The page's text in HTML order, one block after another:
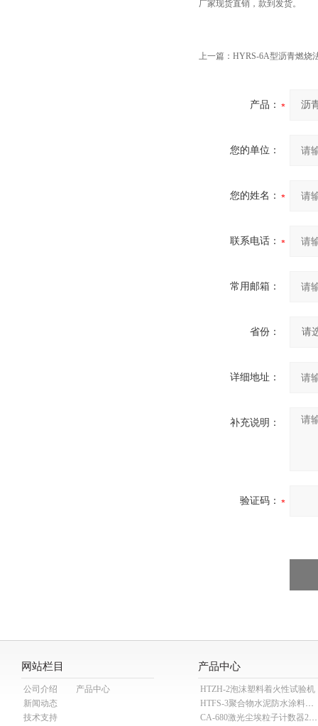
厂家现货直销，款到发货。
上一篇： HYRS-6A型沥青燃烧
产品：
您的单位：
您的姓名：
联系电话：
常用邮箱：
省份：
详细地址：
补充说明：
验证码：
网站栏目
公司介绍
产品中心
新闻动态
技术支持
产品中心
HTZH-2泡沫塑料着火性试验机
HTFS-3聚合物水泥防水涂料分散机
CA-680激光尘埃粒子计数器28.3L